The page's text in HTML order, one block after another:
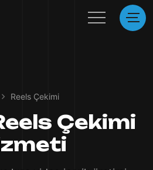
Reels Çekimi
Çekimi